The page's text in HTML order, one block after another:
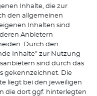
Inhalte, die zur
den allgemeinen
Inhalten sind
Anbietern
Durch den
Inhalte" zur Nutzung
sind durch das
gekennzeichnet. Die
liegt bei den jeweiligen
die dort ggf. hinterlegten